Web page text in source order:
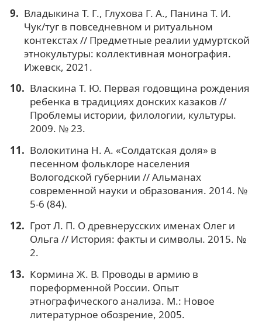
Владыкина Т. Г., Глухова Г. А., Панина Т. И.
Чук/туг в повседневном и ритуальном
контекстах // Предметные реалии удмуртской
этнокультуры: коллективная монография.
Ижевск, 2021.
Власкина Т. Ю. Первая годовщина рождения
ребенка в традициях донских казаков //
Проблемы истории, филологии, культуры.
2009. № 23.
Волокитина Н. А. «Солдатская доля» в
песенном фольклоре населения
Вологодской губернии // Альманах
современной науки и образования. 2014. №
5-6 (84).
Грот Л. П. О древнерусских именах Олег и
Ольга // История: факты и символы. 2015. №
2.
Кормина Ж. В. Проводы в армию в
пореформенной России. Опыт
этнографического анализа. М.: Новое
литературное обозрение, 2005.